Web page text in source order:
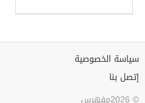
سياسة الخصوصية
إتصل بنا
© 2026مفهرس